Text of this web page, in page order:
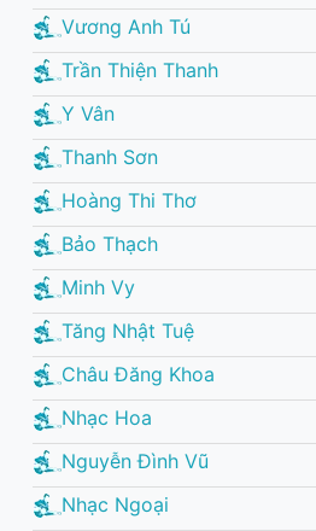
Vương Anh Tú
Trần Thiện Thanh
Y Vân
Thanh Sơn
Hoàng Thi Thơ
Bảo Thạch
Minh Vy
Tăng Nhật Tuệ
Châu Đăng Khoa
Nhạc Hoa
Nguyễn Đình Vũ
Nhạc Ngoại